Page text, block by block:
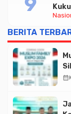
BERITA
calendar_month